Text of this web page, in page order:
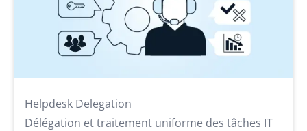
Helpdesk Delegation
Délégation et traitement uniforme des tâches IT